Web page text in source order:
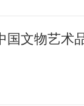
国文物艺术